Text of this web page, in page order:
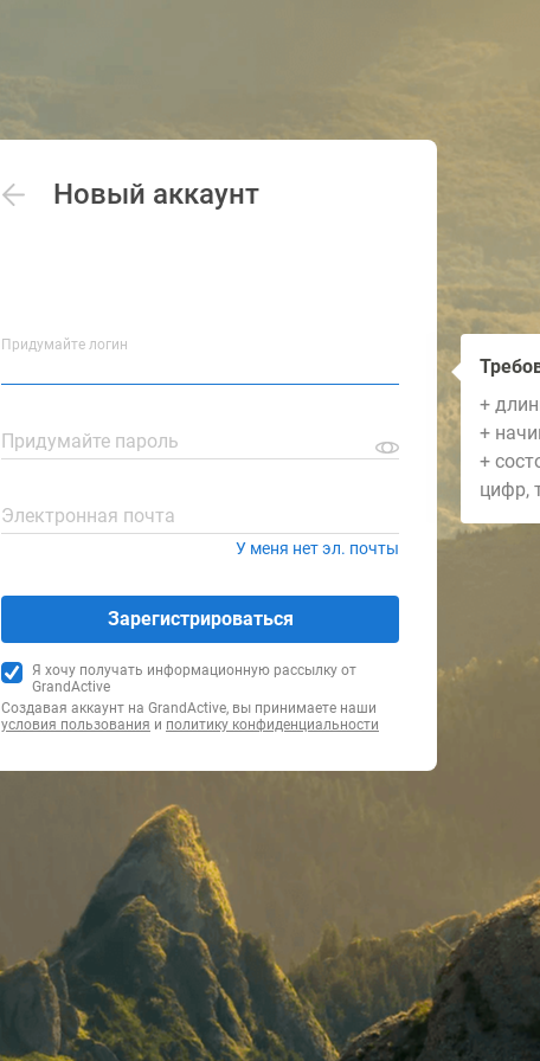
Новый аккаунт
Придумайте логин
+
+
+
цифр,
Придумайте пароль
Электронная почта
У меня нет эл. почты
Зарегистрироваться
Я хочу получать информационную рассылку от
GrandActive
Создавая аккаунт на GrandActive, вы принимаете наши
условия пользования и политику конфиденциальности